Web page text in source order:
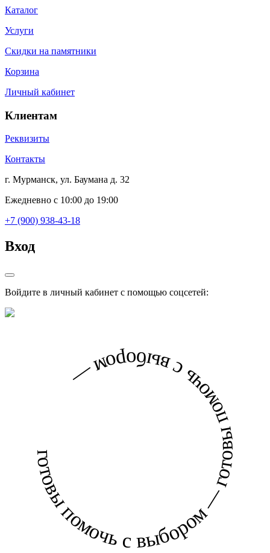
Каталог
Услуги
Скидки на памятники
Корзина
Личный кабинет
Клиентам
Реквизиты
Контакты
г. Мурманск, ул. Баумана д. 32
Ежедневно с 10:00 до 19:00
+7 (900) 938-43-18
Вход
Войдите в личный кабинет с помощью соцсетей:
готовы помочь с выбором — готовы помочь с выбором —